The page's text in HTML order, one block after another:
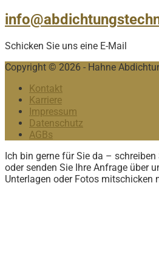
Schicken Sie uns eine E-Mail
Copyright © 2026 - Hahne
Kontakt
Karriere
Impressum
Datenschutz
AGBs
Ich bin gerne für Sie da –
oder senden Sie Ihre Anfrage über
Unterlagen oder Fotos mitschicken